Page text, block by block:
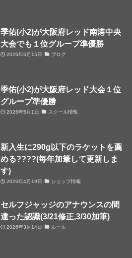
季佑(小2)が大阪府レッド南港中央
大会でも１位グループ準優勝
2026年6月15日 ブログ
季佑(小2)が大阪府レッド大会１位
グループ準優勝
2026年5月1日 スクール情報
新入生に290g以下のラケットを薦
める????(毎年加筆して更新しま
す)
2026年4月19日 ショップ情報
セルフジャッジのアナウンスの間
違った認識(3/21修正,3/30加筆)
2026年3月14日 ルール